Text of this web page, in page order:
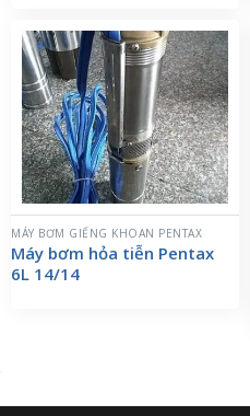
MÁY BƠM GIẾNG KHOAN PENTAX
Máy bơm hỏa tiễn Pentax
6L 14/14